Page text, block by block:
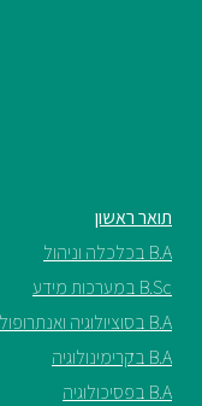
תואר ראשון
B.A בכלכלה וניהול
B.Sc במערכות מידע
B.A בסוציולוגיה ואנתרופולוגיה
B.A בקרימינולוגיה
B.A בפסיכולוגיה